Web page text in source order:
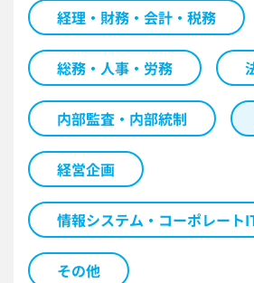
経理・財務・会計・税務
総務・人事・労務
内部監査・内部統制
経営企画
情報システム・コーポレート
その他